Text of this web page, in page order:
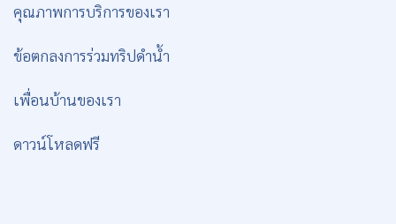
คุณภาพการบริการของเรา
ข้อตกลงการร่วมทริปดำน้ำ
เพื่อนบ้านของเรา
ดาวน์โหลดฟรี